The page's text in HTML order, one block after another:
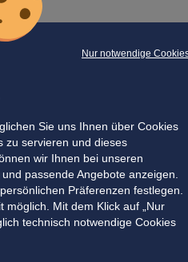
Nur notwendige
Sie uns Ihnen über Cookies
zu servieren und dieses
wir Ihnen bei unseren
passende Angebote anzeigen.
Präferenzen festlegen.
möglich. Mit dem Klick auf „Nur
technisch notwendige Cookies